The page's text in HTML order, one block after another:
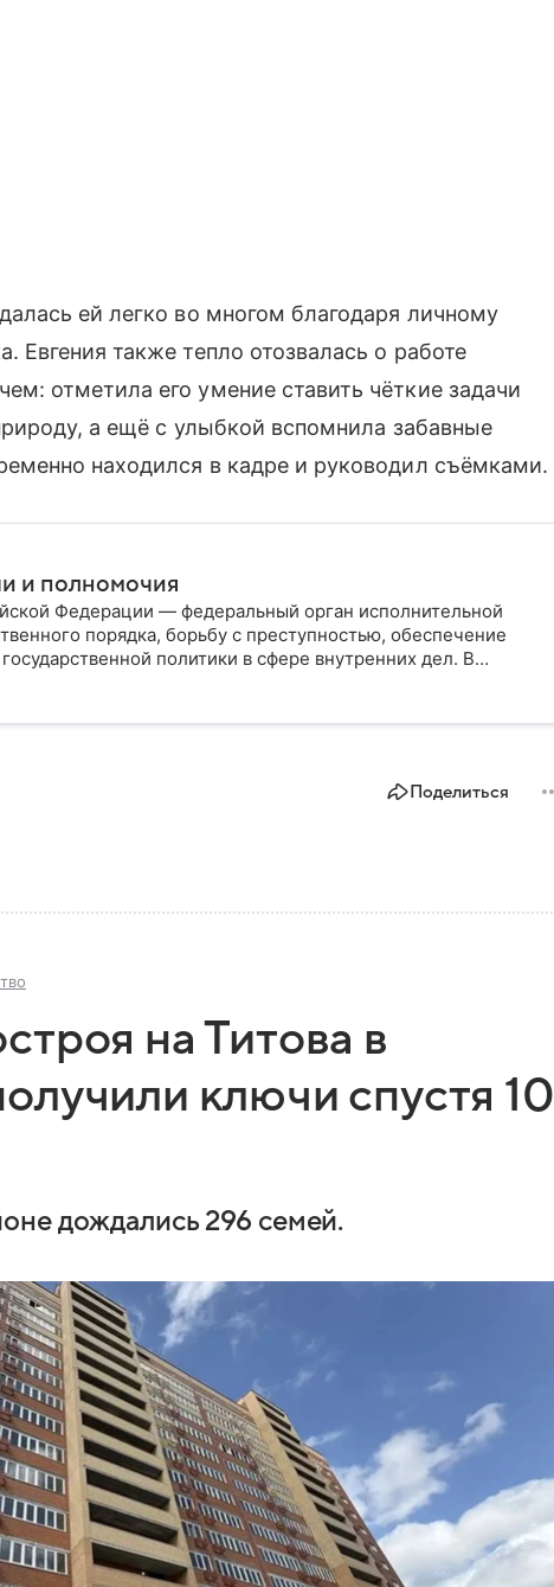
ей легко во многом благодаря личному
также тепло отозвалась о работе
отметила его умение ставить чёткие задачи
а ещё с улыбкой вспомнила забавные
находился в кадре и руководил съёмками.
и полномочия
Федерации — федеральный орган исполнительной
порядка, борьбу с преступностью, обеспечение
политики в сфере внутренних дел. В
МВД России, какие задачи выполняет министерство, как
Поделиться
на Титова в
ключи спустя 10
дождались 296 семей.